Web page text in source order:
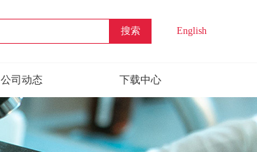
搜索
公司动态 下载中心
English